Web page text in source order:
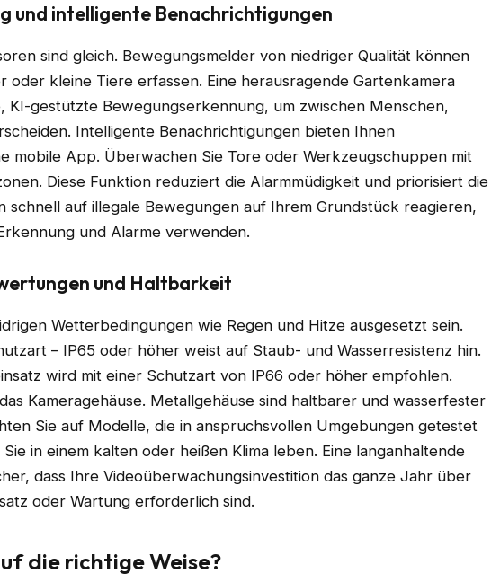
und intelligente Benachrichtigungen
sind gleich. Bewegungsmelder von niedriger Qualität können
oder kleine Tiere erfassen. Eine herausragende Gartenkamera
gestützte Bewegungserkennung, um zwischen Menschen,
Intelligente Benachrichtigungen bieten Ihnen
mobile App. Überwachen Sie Tore oder Werkzeugschuppen mit
Diese Funktion reduziert die Alarmmüdigkeit und priorisiert die
schnell auf illegale Bewegungen auf Ihrem Grundstück reagieren,
und Alarme verwenden.
und Haltbarkeit
Wetterbedingungen wie Regen und Hitze ausgesetzt sein.
– IP65 oder höher weist auf Staub- und Wasserresistenz hin.
wird mit einer Schutzart von IP66 oder höher empfohlen.
Kameragehäuse. Metallgehäuse sind haltbarer und wasserfester
Sie auf Modelle, die in anspruchsvollen Umgebungen getestet
in einem kalten oder heißen Klima leben. Eine langanhaltende
dass Ihre Videoüberwachungsinvestition das ganze Jahr über
oder Wartung erforderlich sind.
die richtige Weise?